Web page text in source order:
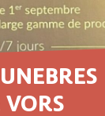
VORS